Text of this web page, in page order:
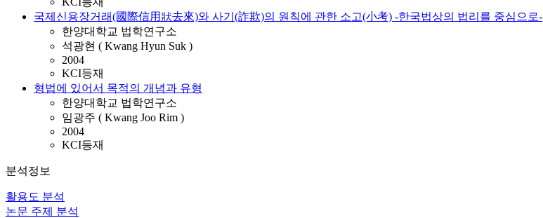
국제신용장거래(國際信用狀去來)와 사기(詐欺)의 원칙에 관한 소고(小考) -한국법상의 법리를 중심으로-
한양대학교 법학연구소
석광현 ( Kwang Hyun Suk )
2004
KCI등재
형법에 있어서 목적의 개념과 유형
한양대학교 법학연구소
임광주 ( Kwang Joo Rim )
2004
KCI등재
분석정보
활용도 분석
논문 주제 분석